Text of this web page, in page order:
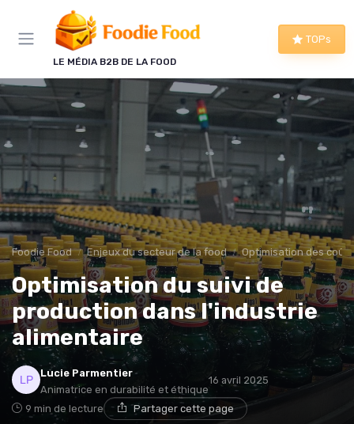
LE MÉDIA B2B DE LA FOOD
TOPs
Foodie Food Enjeux du secteur de la food Optimisation des coûts
Optimisation du suivi de
production dans l'industrie
alimentaire
Lucie Parmentier
Animatrice en durabilité et éthique
16 avril 2025
9 min de lecture Partager cette page
Panneau de gestion des cookies